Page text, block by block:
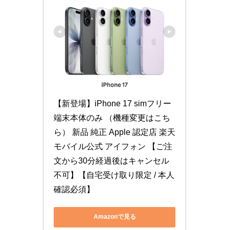
【新登場】iPhone 17 simフリー
端末本体のみ （機種変更はこち
ら） 新品 純正 Apple 認定店 楽天
モバイル公式 アイフォン 【ご注
文から30分経過後はキャンセル
不可】【自宅受け取り限定 / 本人
確認必須】
Amazonで見る